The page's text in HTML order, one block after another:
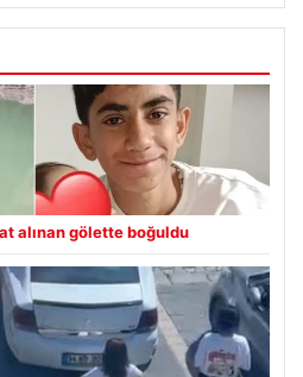
alınan gölette boğuldu